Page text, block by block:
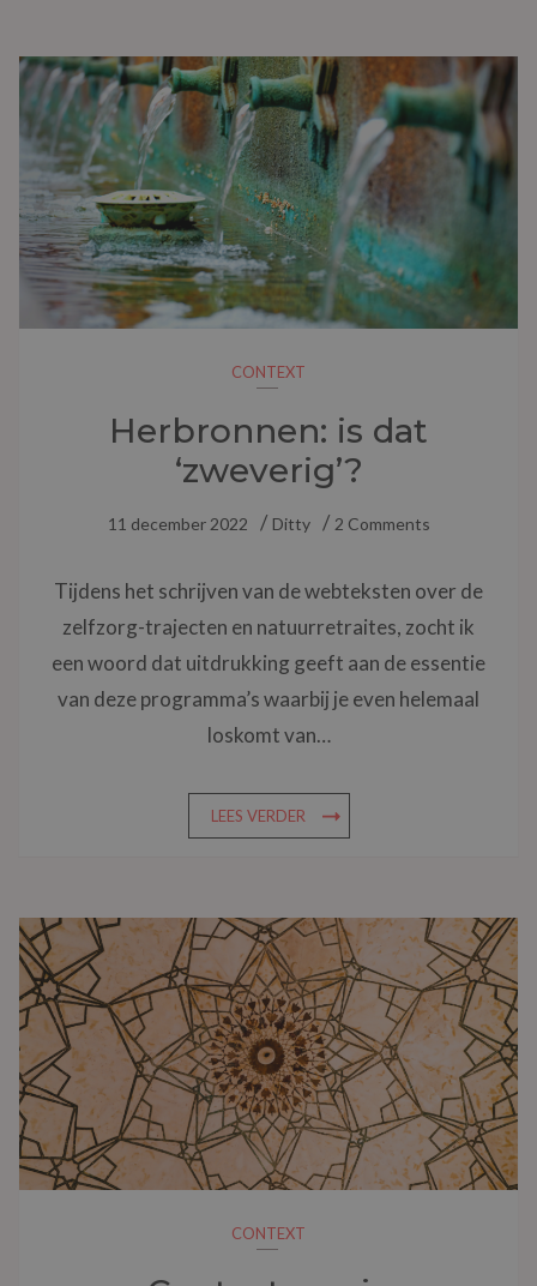
CONTEXT
Herbronnen: is dat
‘zweverig’?
11 december 2022 Ditty 2 Comments
Tijdens het schrijven van de webteksten over de
zelfzorg-trajecten en natuurretraites, zocht ik
een woord dat uitdrukking geeft aan de essentie
van deze programma’s waarbij je even helemaal
loskomt van…
LEES VERDER
CONTEXT